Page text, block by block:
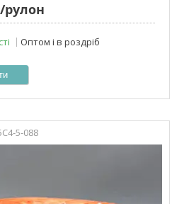
рулон
Оптом і в роздріб
5-088